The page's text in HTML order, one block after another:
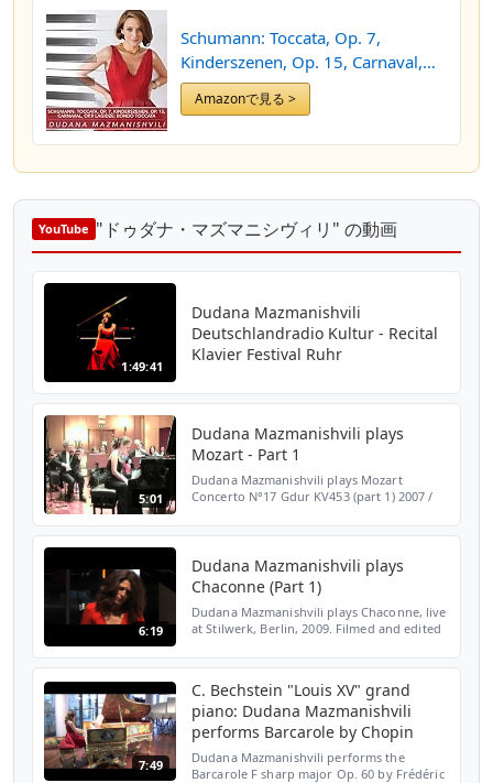
Schumann: Toccata, Op. 7,
Kinderszenen, Op. 15, Carnaval,
Op.9 Lagidze: Rondo Toccata
Amazonで見る >
YouTube "ドゥダナ・マズマニシヴィリ" の動画
1:49:41
Dudana Mazmanishvili
Deutschlandradio Kultur - Recital
Klavier Festival Ruhr
5:01
Dudana Mazmanishvili plays
Mozart - Part 1
Dudana Mazmanishvili plays Mozart
Concerto N°17 Gdur KV453 (part 1) 2007 /
6:19
Dudana Mazmanishvili plays
Chaconne (Part 1)
Dudana Mazmanishvili plays Chaconne, live
at Stilwerk, Berlin, 2009. Filmed and edited
7:49
C. Bechstein "Louis XV" grand
piano: Dudana Mazmanishvili
performs Barcarole by Chopin
Dudana Mazmanishvili performs the
Barcarole F sharp major Op. 60 by Frédéric